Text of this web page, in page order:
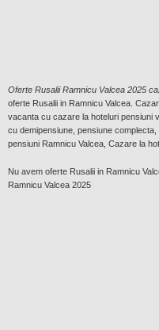
Oferte Rusalii Ramnicu Valcea 2025
oferte Rusalii in Ramnicu Valcea.
vacanta cu cazare la hoteluri pensiuni
cu demipensiune, pensiune complecta,
pensiuni Ramnicu Valcea, Cazare la
Nu avem oferte Rusalii in Ramnicu
Ramnicu Valcea 2025